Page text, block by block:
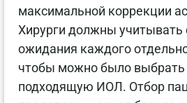
максимальной коррекции
Хирурги должны учитывать
ожидания каждого
чтобы можно было выбрать
подходящую ИОЛ. Отбор